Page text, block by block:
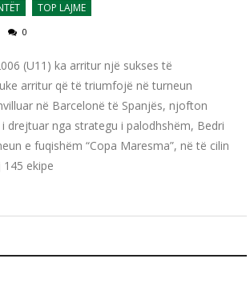
TOP LAJME
0
(U11) ka arritur një sukses të
arritur që të triumfojë në turneun
në Barcelonë të Spanjës, njofton
i drejtuar nga strategu i palodhshëm, Bedri
e fuqishëm “Copa Maresma”, në të cilin
ekipe